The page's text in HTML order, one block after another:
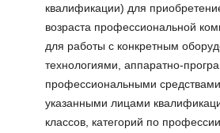
квалификации) для
возраста профессиональной
для работы с конкретным
технологиями, аппаратно-
профессиональными
указанными лицами
классов, категорий по